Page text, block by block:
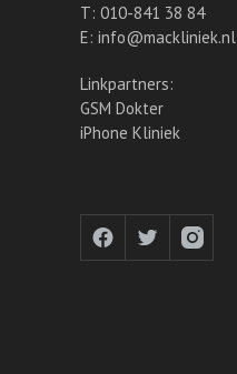
T: 010-841 38 84
E: info@mackliniek.nl
Linkpartners:
GSM Dokter
iPhone Kliniek